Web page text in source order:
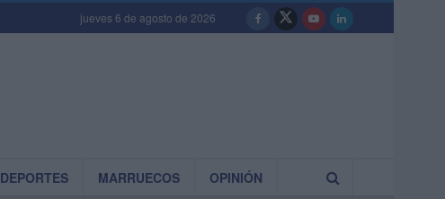
jueves 6 de agosto de 2026
DEPORTES MARRUECOS OPINIÓN